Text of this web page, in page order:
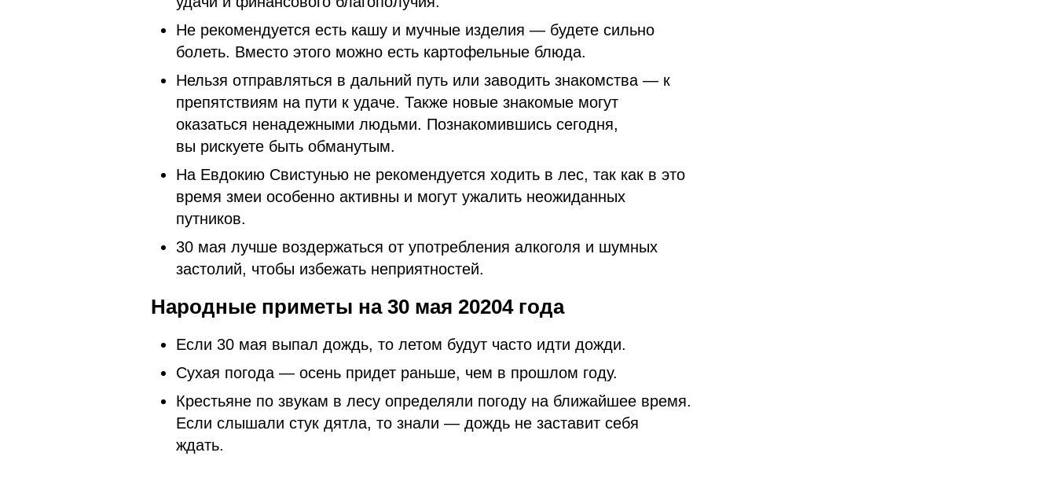
Не рекомендуется есть кашу и мучные изделия — будете сильно
болеть. Вместо этого можно есть картофельные блюда.
Нельзя отправляться в дальний путь или заводить знакомства — к
препятствиям на пути к удаче. Также новые знакомые могут
оказаться ненадежными людьми. Познакомившись сегодня,
вы рискуете быть обманутым.
На Евдокию Свистунью не рекомендуется ходить в лес, так как в это
время змеи особенно активны и могут ужалить неожиданных
путников.
30 мая лучше воздержаться от употребления алкоголя и шумных
застолий, чтобы избежать неприятностей.
Народные приметы на 30 мая 20204 года
Если 30 мая выпал дождь, то летом будут часто идти дожди.
Сухая погода — осень придет раньше, чем в прошлом году.
Крестьяне по звукам в лесу определяли погоду на ближайшее время.
Если слышали стук дятла, то знали — дождь не заставит себя
ждать.